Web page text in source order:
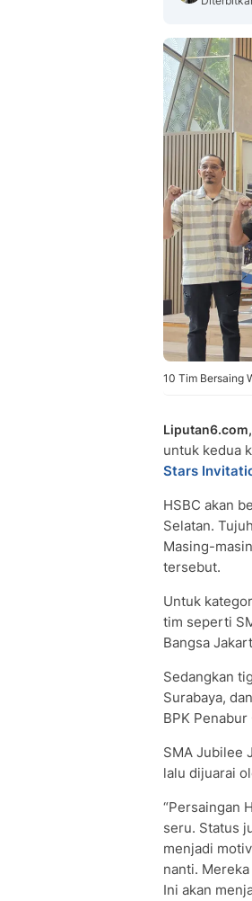
10 Tim Bersaing
untuk kedua
Stars
HSBC akan
Selatan.
Masing-
tersebut.
Untuk
tim seperti
Bangsa
Sedangkan
Surabaya,
BPK
SMA Jubilee
lalu dijuarai
“Persaingan
seru. Status
menjadi
nanti.
Ini akan